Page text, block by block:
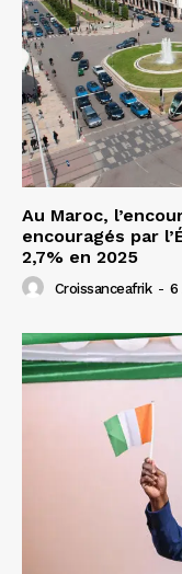
Au Maroc,
encouragés par
2,7% en 2025
Croissanceafrik - 6